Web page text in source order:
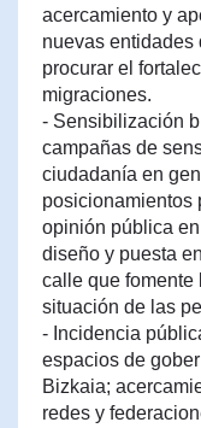
acercamiento y
nuevas entidades
procurar el
migraciones.
- Sensibilización
campañas de
ciudadanía en
posicionamientos
opinión pública
diseño y puesta
calle que fomente
situación de las
- Incidencia
espacios de
Bizkaia;
redes y